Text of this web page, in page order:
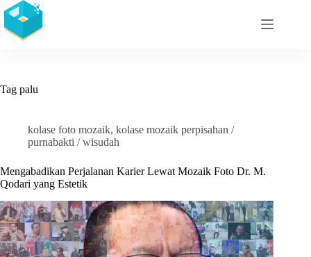
Skip
to
content
Tag palu
kolase foto mozaik, kolase mozaik perpisahan /
purnabakti / wisudah
Mengabadikan Perjalanan Karier Lewat Mozaik Foto Dr. M.
Qodari yang Estetik